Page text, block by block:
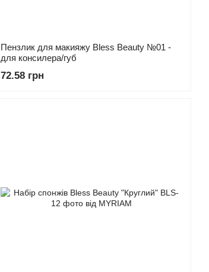
Пензлик для макияжу Bless Beauty №01 -
для консилера/губ
72.58 грн